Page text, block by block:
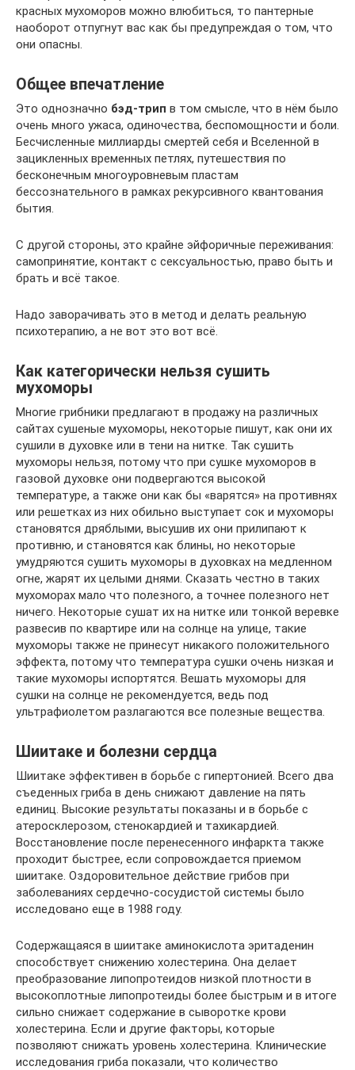
красных мухоморов можно влюбиться, то пантерные
наоборот отпугнут вас как бы предупреждая о том, что
они опасны.
Общее впечатление
Это однозначно бэд-трип в том смысле, что в нём было
очень много ужаса, одиночества, беспомощности и боли.
Бесчисленные миллиарды смертей себя и Вселенной в
зацикленных временных петлях, путешествия по
бесконечным многоуровневым пластам
бессознательного в рамках рекурсивного квантования
бытия.
С другой стороны, это крайне эйфоричные переживания:
самопринятие, контакт с сексуальностью, право быть и
брать и всё такое.
Надо заворачивать это в метод и делать реальную
психотерапию, а не вот это вот всё.
Как категорически нельзя сушить
мухоморы
Многие грибники предлагают в продажу на различных
сайтах сушеные мухоморы, некоторые пишут, как они их
сушили в духовке или в тени на нитке. Так сушить
мухоморы нельзя, потому что при сушке мухоморов в
газовой духовке они подвергаются высокой
температуре, а также они как бы «варятся» на противнях
или решетках из них обильно выступает сок и мухоморы
становятся дряблыми, высушив их они прилипают к
противню, и становятся как блины, но некоторые
умудряются сушить мухоморы в духовках на медленном
огне, жарят их целыми днями. Сказать честно в таких
мухоморах мало что полезного, а точнее полезного нет
ничего. Некоторые сушат их на нитке или тонкой веревке
развесив по квартире или на солнце на улице, такие
мухоморы также не принесут никакого положительного
эффекта, потому что температура сушки очень низкая и
такие мухоморы испортятся. Вешать мухоморы для
сушки на солнце не рекомендуется, ведь под
ультрафиолетом разлагаются все полезные вещества.
Шиитаке и болезни сердца
Шиитаке эффективен в борьбе с гипертонией. Всего два
съеденных гриба в день снижают давление на пять
единиц. Высокие результаты показаны и в борьбе с
атеросклерозом, стенокардией и тахикардией.
Восстановление после перенесенного инфаркта также
проходит быстрее, если сопровождается приемом
шиитаке. Оздоровительное действие грибов при
заболеваниях сердечно-сосудистой системы было
исследовано еще в 1988 году.
Содержащаяся в шиитаке аминокислота эритаденин
способствует снижению холестерина. Она делает
преобразование липопротеидов низкой плотности в
высокоплотные липопротеиды более быстрым и в итоге
сильно снижает содержание в сыворотке крови
холестерина. Если и другие факторы, которые
позволяют снижать уровень холестерина. Клинические
исследования гриба показали, что количество